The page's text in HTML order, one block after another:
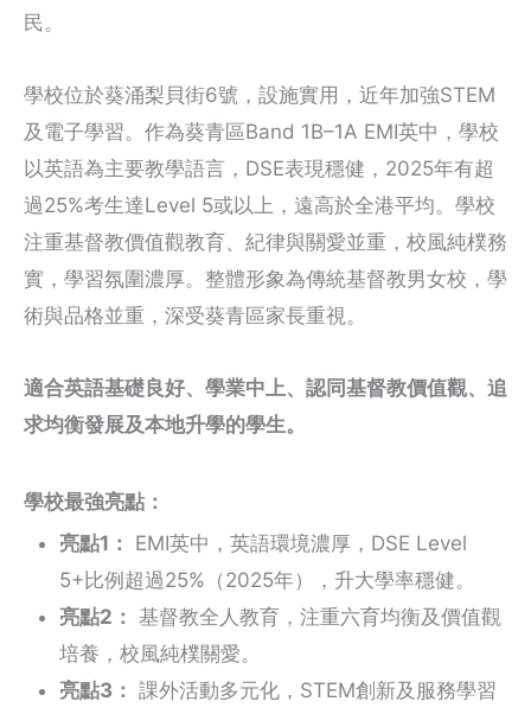
民。
學校位於葵涌梨貝街6號，設施實用，近年加強STEM
及電子學習。作為葵青區Band 1B–1A EMI英中，學校
以英語為主要教學語言，DSE表現穩健，2025年有超
過25%考生達Level 5或以上，遠高於全港平均。學校
注重基督教價值觀教育、紀律與關愛並重，校風純樸務
實，學習氛圍濃厚。整體形象為傳統基督教男女校，學
術與品格並重，深受葵青區家長重視。
適合英語基礎良好、學業中上、認同基督教價值觀、追
求均衡發展及本地升學的學生。
學校最強亮點：
亮點1：
EMI英中，英語環境濃厚，DSE Level
5+比例超過25%（2025年），升大學率穩健。
亮點2： 基督教全人教育，注重六育均衡及價值觀
培養，校風純樸關愛。
亮點3： 課外活動多元化，STEM創新及服務學習